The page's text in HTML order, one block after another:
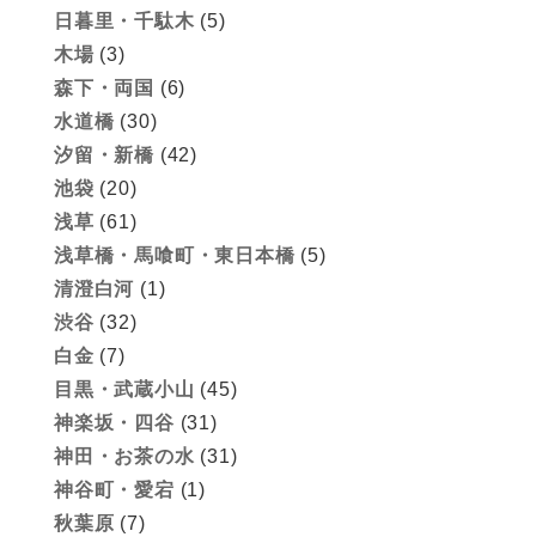
日暮里・千駄木 (5)
木場 (3)
森下・両国 (6)
水道橋 (30)
汐留・新橋 (42)
池袋 (20)
浅草 (61)
浅草橋・馬喰町・東日本橋 (5)
清澄白河 (1)
渋谷 (32)
白金 (7)
目黒・武蔵小山 (45)
神楽坂・四谷 (31)
神田・お茶の水 (31)
神谷町・愛宕 (1)
秋葉原 (7)